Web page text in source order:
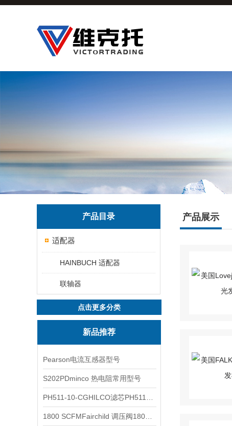
产品目录
适配器
HAINBUCH 适配器
联轴器
点击更多分类
新品推荐
Pearson电流互感器型号
S202PDminco 热电阻常用型号
产品展示